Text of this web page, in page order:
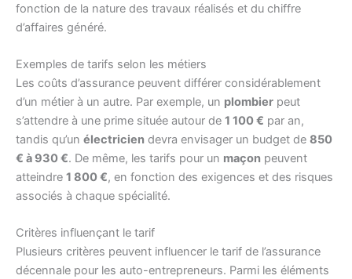
fonction de la nature des travaux réalisés et du chiffre
d’affaires généré.
Exemples de tarifs selon les métiers
Les coûts d’assurance peuvent différer considérablement
d’un métier à un autre. Par exemple, un plombier peut
s’attendre à une prime située autour de 1 100 € par an,
tandis qu’un électricien devra envisager un budget de 850
€ à 930 €. De même, les tarifs pour un maçon peuvent
atteindre 1 800 €, en fonction des exigences et des risques
associés à chaque spécialité.
Critères influençant le tarif
Plusieurs critères peuvent influencer le tarif de l’assurance
décennale pour les auto-entrepreneurs. Parmi les éléments